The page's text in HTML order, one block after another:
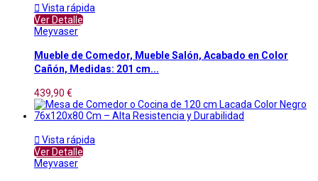
 Vista rápida
Ver Detalle
Meyvaser
Mueble de Comedor, Mueble Salón, Acabado en Color
Cañón, Medidas: 201 cm...
439,90 €
 Vista rápida
Ver Detalle
Meyvaser